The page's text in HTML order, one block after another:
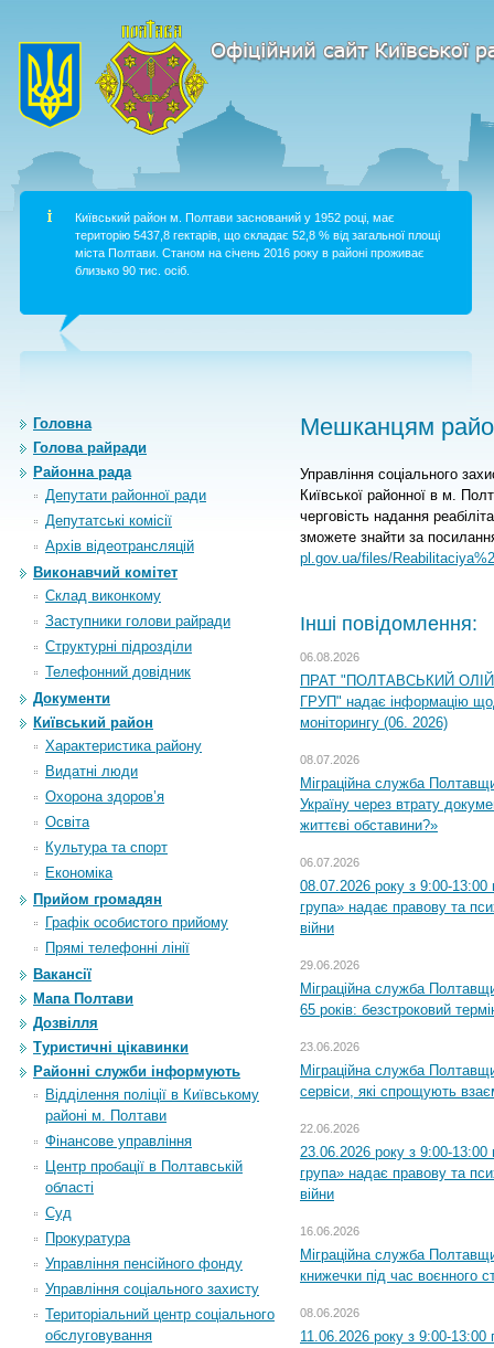
Київський район м. Полтави заснований у 1952 році, має
територію 5437,8 гектарів, що складає 52,8 % від загальної площі
міста Полтави. Станом на січень 2016 року в районі проживає
близько 90 тис. осіб.
Головна
Голова райради
Районна рада
Депутати районної ради
Депутатські комісії
Архiв вiдеотрансляцiй
Виконавчий комітет
Склад виконкому
Заступники голови райради
Структурні підрозділи
Телефонний довідник
Документи
Київський район
Характеристика району
Видатні люди
Охорона здоров’я
Освіта
Культура та спорт
Економіка
Прийом громадян
Графік особистого прийому
Прямі телефонні лінії
Вакансії
Мапа Полтави
Дозвілля
Туристичні цікавинки
Районні служби інформують
Відділення поліції в Київському
районі м. Полтави
Фінансове управління
Центр пробації в Полтавській
області
Суд
Прокуратура
Управління пенсійного фонду
Управління соціального захисту
Територіальний центр соціального
обслуговування
Мешканцям
Управління соціального
Київської районної в м.
черговість надання
зможете знайти за
pl.gov.ua/files/
Інші повідомлення:
06.08.2026
ПРАТ "ПОЛТАВСЬКИЙ
ГРУП" надає інформацію
моніторингу (06. 2026)
08.07.2026
Міграційна служба
Україну через втрату
життєві обставини?»
06.07.2026
08.07.2026 року з 9:00-13:00
група» надає правову та
війни
29.06.2026
Міграційна служба
65 років: безстроковий
23.06.2026
Міграційна служба
сервіси, які спрощують
22.06.2026
23.06.2026 року з 9:00-13:00
група» надає правову та
війни
16.06.2026
Міграційна служба
книжечки під час воєнного
08.06.2026
11.06.2026 року з 9:00-13:00